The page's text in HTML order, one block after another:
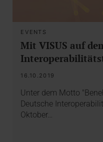
EVENTS
Mit VISUS auf
16.10.2019
Unter dem Motto
Deutsche
Oktober…